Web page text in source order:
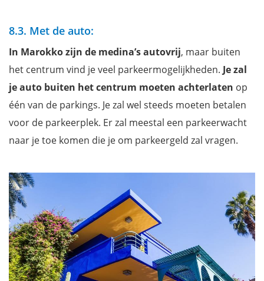
8.3. Met de auto:
In Marokko zijn de medina’s autovrij, maar buiten
het centrum vind je veel parkeermogelijkheden. Je zal
je auto buiten het centrum moeten achterlaten op
één van de parkings. Je zal wel steeds moeten betalen
voor de parkeerplek. Er zal meestal een parkeerwacht
naar je toe komen die je om parkeergeld zal vragen.